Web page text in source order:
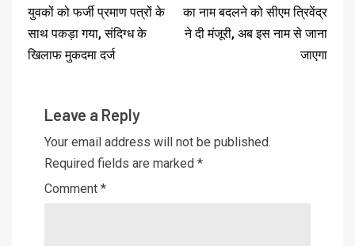
युवकों को फर्जी प्रमाण पत्रों के
साथ पकड़ा गया, संदिग्ध के
खिलाफ मुकदमा दर्ज
का नाम बदलने को सीएम त्रिवेंद्र
ने दी मंजूरी, अब इस नाम से जाना
जाएगा
Leave a Reply
Your email address will not be published.
Required fields are marked *
Comment *